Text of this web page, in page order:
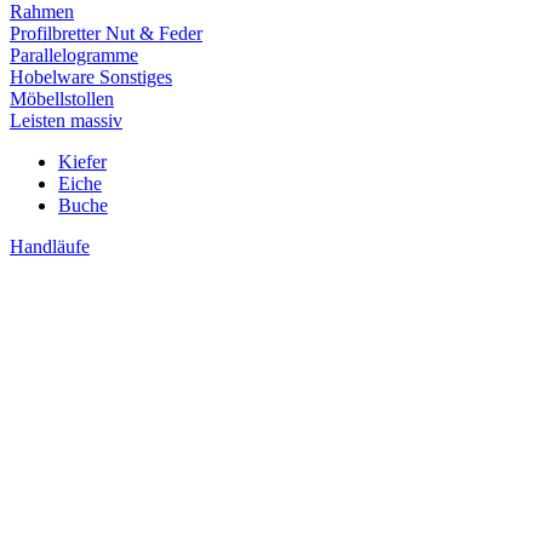
Rahmen
Profilbretter Nut & Feder
Parallelogramme
Hobelware Sonstiges
Möbellstollen
Leisten massiv
Kiefer
Eiche
Buche
Handläufe